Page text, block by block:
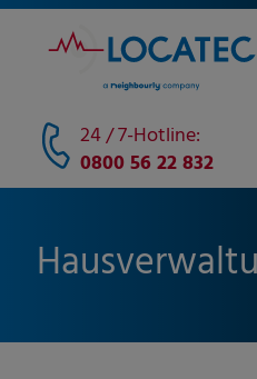
24 / 7-Hotline:
0800 56 22 832